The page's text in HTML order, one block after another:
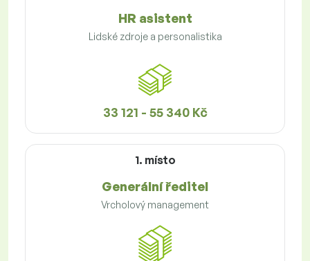
HR asistent
Lidské zdroje a personalistika
33 121 - 55 340 Kč
1. místo
Generální ředitel
Vrcholový management